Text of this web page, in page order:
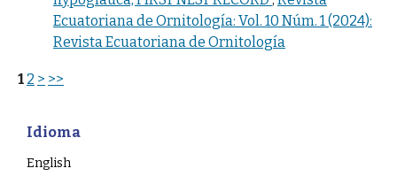
Ecuatoriana de Ornitología: Vol. 10 Núm. 1 (2024):
Revista Ecuatoriana de Ornitología
1 2 > >>
Idioma
English